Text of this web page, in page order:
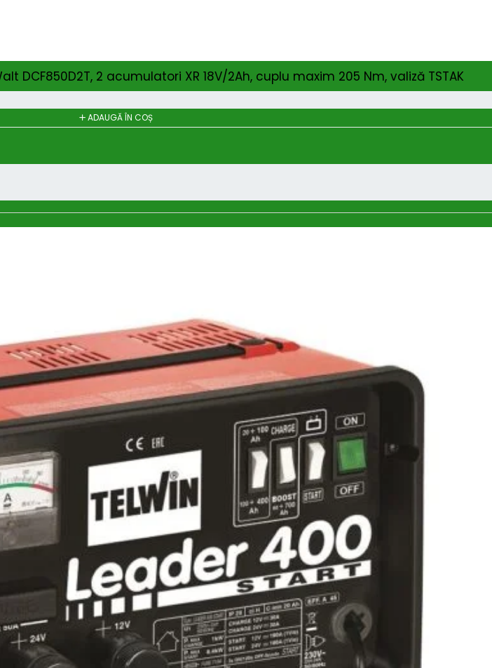
DCF850D2T, 2 acumulatori XR 18V/2Ah, cuplu maxim 205 Nm, valiză TSTAK
ADAUGĂ ÎN COȘ